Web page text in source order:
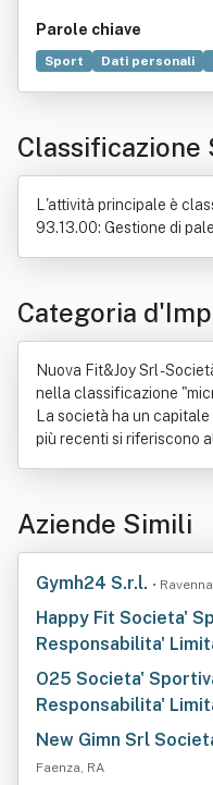
Parole chiave
Sport Dati personali
Didattica
Direttiva
Classificazione
L'attività principale è
93.13.00: Gestione di
Categoria
Nuova Fit&Joy Srl -
nella classificazione
La società ha un
più recenti si riferiscono
Aziende Simili
Gymh24 S.r.l. •
Happy Fit Societa'
Responsabilita'
O25 Societa'
Responsabilita'
New Gimn Srl
Faenza, RA